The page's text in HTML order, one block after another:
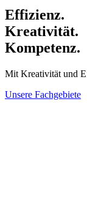
Effizienz.
Kreativität.
Kompetenz.
Mit Kreativität und
Unsere Fachgebiete